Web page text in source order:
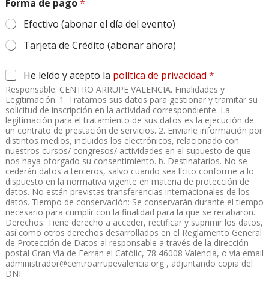
Forma de pago*
Efectivo (abonar el día del evento)
Tarjeta de Crédito (abonar ahora)
A
c
u
e
r
d
o
R
G
P
D
*
He leído y acepto la política de privacidad *
Responsable: CENTRO ARRUPE VALENCIA. Finalidades y
Legitimación: 1. Tratamos sus datos para gestionar y tramitar su
solicitud de inscripción en la actividad correspondiente. La
legitimación para el tratamiento de sus datos es la ejecución de
un contrato de prestación de servicios. 2. Enviarle información por
distintos medios, incluidos los electrónicos, relacionado con
nuestros cursos/ congresos/ actividades en el supuesto de que
nos haya otorgado su consentimiento. b. Destinatarios. No se
cederán datos a terceros, salvo cuando sea lícito conforme a lo
dispuesto en la normativa vigente en materia de protección de
datos. No están previstas transferencias internacionales de los
datos. Tiempo de conservación: Se conservarán durante el tiempo
necesario para cumplir con la finalidad para la que se recabaron.
Derechos: Tiene derecho a acceder, rectificar y suprimir los datos,
así como otros derechos desarrollados en el Reglamento General
de Protección de Datos al responsable a través de la dirección
postal Gran Via de Ferran el Catòlic, 78 46008 Valencia, o vía email
administrador@centroarrupevalencia.org , adjuntando copia del
DNI.